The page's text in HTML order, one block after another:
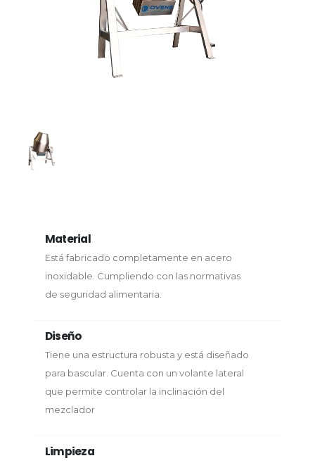
Material
Está fabricado completamente en acero
inoxidable. Cumpliendo con las normativas
de seguridad alimentaria.
Diseño
Tiene una estructura robusta y está diseñado
para bascular. Cuenta con un volante lateral
que permite controlar la inclinación del
mezclador
Limpieza